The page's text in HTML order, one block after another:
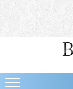
Bijuterii
Cercei